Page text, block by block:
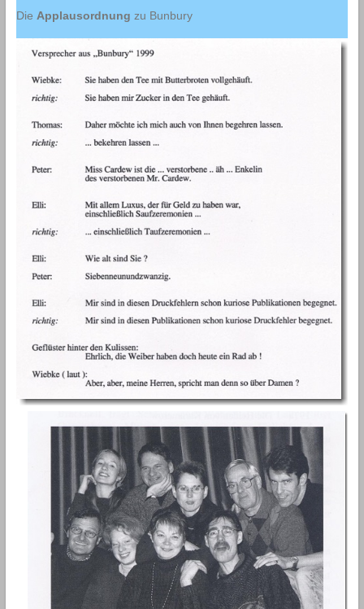
Die Applausordnung zu Bunbury